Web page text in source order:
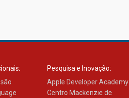
Pesquisa e Inovação:
Apple Developer Academy
Centro Mackenzie de